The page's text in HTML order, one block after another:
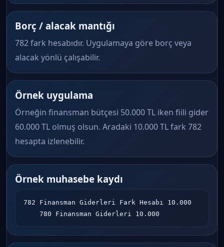
Borç / alacak mantığı
782 fark hesabıdır. Uygulamaya göre borç veya
alacak yönlü çalışabilir.
Örnek uygulama
Örneğin finansman bütçesi 50.000 TL iken fiili gider
60.000 TL olmuş olsun. Aradaki 10.000 TL fark 782
hesapta izlenebilir.
Örnek muhasebe kaydı
782 Finansman Giderleri Fark Hesabı 10.000
    780 Finansman Giderleri 10.000